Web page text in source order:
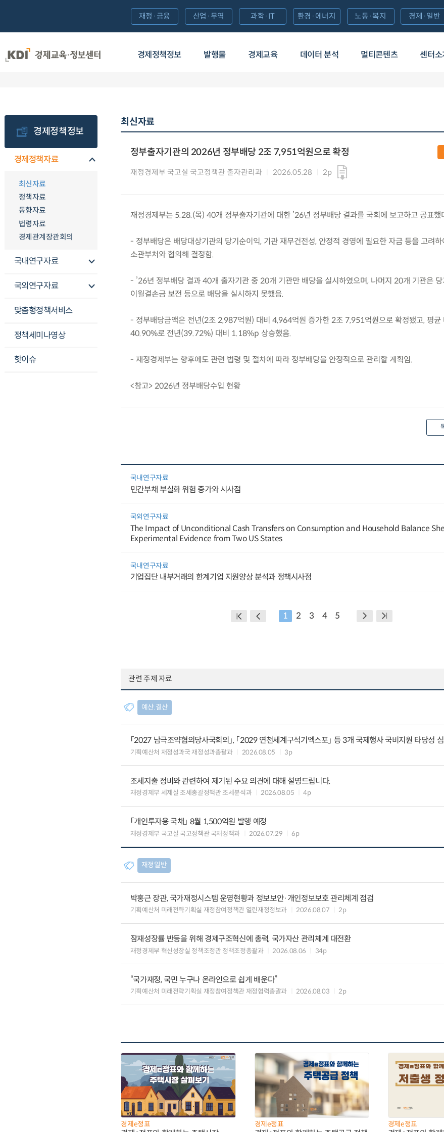
경제정책정보 발행물 경제교육 데이터 분석 멀티콘텐츠 센터소
재정·금융 산업·무역 과학·IT 환경·에너지 노동·복지 경제·일반
경제정책정보
경제정책자료
최신자료
정책자료
동향자료
법령자료
경제관계장관회의
국내연구자료
국외연구자료
맞춤형정책서비스
정책세미나영상
핫이슈
최신자료
정부출자기관의 2026년 정부배당 2조 7,951억원으로 확정
재정경제부 국고실 국고정책관 출자관리과 2026.05.28 2p
재정경제부는 5.28.(목) 40개 정부출자기관에 대한 ’26년 정부배당 결과를 국회에 보고하고 공표했
- 정부배당은 배당대상기관의 당기순이익, 기관 재무건전성, 안정적 경영에 필요한 자금 등을 고려
소관부처와 협의해 결정함.
- ’26년 정부배당 결과 40개 출자기관 중 20개 기관만 배당을 실시하였으며, 나머지 20개 기관은 당
이월결손금 보전 등으로 배당을 실시하지 못했음.
- 정부배당금액은 전년(2조 2,987억원) 대비 4,964억원 증가한 2조 7,951억원으로 확정됐고, 평균
40.90%로 전년(39.72%) 대비 1.18%p 상승했음.
- 재정경제부는 향후에도 관련 법령 및 절차에 따라 정부배당을 안정적으로 관리할 계획임.
<참고> 2026년 정부배당수입 현황
국내연구자료
민간부채 부실화 위험 증가와 시사점
국외연구자료
The Impact of Unconditional Cash Transfers on Consumption and Household Balance
Experimental Evidence from Two US States
국내연구자료
기업집단 내부거래의 한계기업 지원양상 분석과 정책시사점
1 2 3 4 5
관련 주제 자료
예산.결산
「2027 남극조약협의당사국회의」, 「2029 연천세계구석기엑스포」 등 3개 국제행사 국비지원 타당성
기획예산처 재정성과국 재정성과총괄과 2026.08.05 3p
조세지출 정비와 관련하여 제기된 주요 의견에 대해 설명드립니다.
재정경제부 세제실 조세총괄정책관 조세분석과 2026.08.05 4p
「개인투자용 국채」 8월 1,500억원 발행 예정
재정경제부 국고실 국고정책관 국채정책과 2026.07.29 6p
재정일반
박홍근 장관, 국가재정시스템 운영현황과 정보보안·개인정보보호 관리체계 점검
기획예산처 미래전략기획실 재정참여정책관 열린재정정보과 2026.08.07 2p
잠재성장률 반등을 위해 경제구조혁신에 총력, 국가자산 관리체계 대전환
재정경제부 혁신성장실 정책조정관 정책조정총괄과 2026.08.06 34p
“국가재정, 국민 누구나 온라인으로 쉽게 배운다”
기획예산처 미래전략기획실 재정참여정책관 재정협력총괄과 2026.08.03 2p
경제e정표 경제e정표 경제e정표